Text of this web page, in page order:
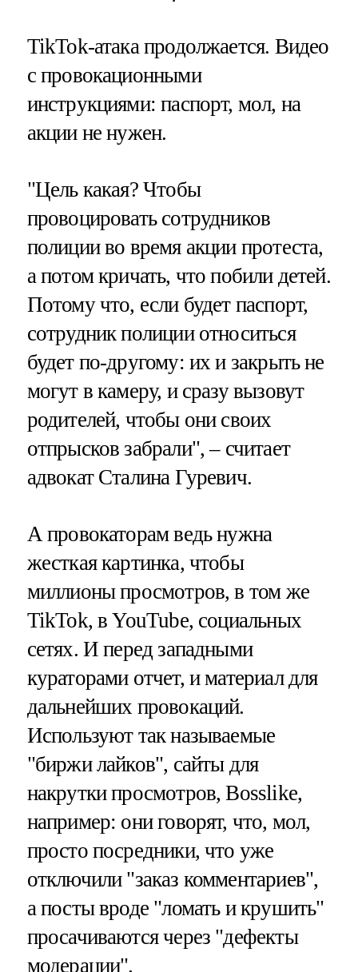
TikTok-атака продолжается. Видео
с провокационными
инструкциями: паспорт, мол, на
акции не нужен.
"Цель какая? Чтобы
провоцировать сотрудников
полиции во время акции протеста,
а потом кричать, что побили детей.
Потому что, если будет паспорт,
сотрудник полиции относиться
будет по-другому: их и закрыть не
могут в камеру, и сразу вызовут
родителей, чтобы они своих
отпрысков забрали", – считает
адвокат Сталина Гуревич.
А провокаторам ведь нужна
жесткая картинка, чтобы
миллионы просмотров, в том же
TikTok, в YouTube, социальных
сетях. И перед западными
кураторами отчет, и материал для
дальнейших провокаций.
Используют так называемые
"биржи лайков", сайты для
накрутки просмотров, Bosslike,
например: они говорят, что, мол,
просто посредники, что уже
отключили "заказ комментариев",
а посты вроде "ломать и крушить"
просачиваются через "дефекты
модерации".